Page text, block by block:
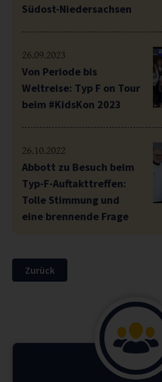
Südost-Niedersachsen
26.09.2023
Von Periode bis
Weltreise: Typ F on Tour
beim #KidsKon 2023
26.10.2022
Abbott zu Besuch beim
Typ-F-Auftakttreffen:
Tolle Stimmung und
eine brennende Frage
Zurück